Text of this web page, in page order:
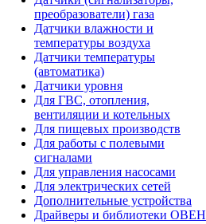
преобразователи) газа
Датчики влажности и
температуры воздуха
Датчики температуры
(автоматика)
Датчики уровня
Для ГВС, отопления,
вентиляции и котельных
Для пищевых производств
Для работы с полевыми
сигналами
Для управления насосами
Для электрических сетей
Дополнительные устройства
Драйверы и библиотеки ОВЕН